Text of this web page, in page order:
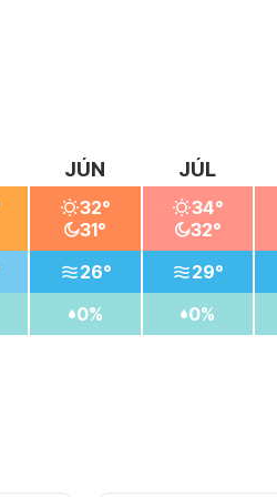
JÚN
32°
31°
26°
0%
JÚL
34°
32°
29°
0%